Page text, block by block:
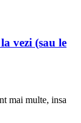
vezi (sau le
mai multe, insa